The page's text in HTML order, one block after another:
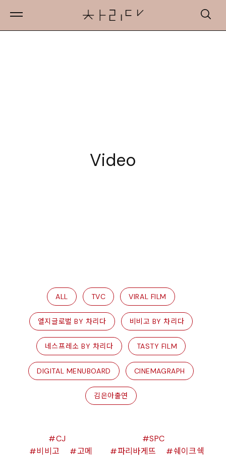
ALL TVC VIRAL FILM
엘지글로벌 BY 차리다 비비고 BY 차리다
네스프레소 BY 차리다 TASTY FILM
DIGITAL MENUBOARD CINEMAGRAPH
김은아출연
CJ
비비고
고메
SPC
파리바게뜨
쉐이크쉑